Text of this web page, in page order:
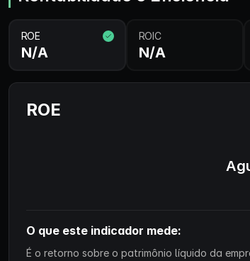
ROE
N/A
ROIC
N/A
ROE
O que este indicador mede:
É o retorno sobre o patrimônio líquido da